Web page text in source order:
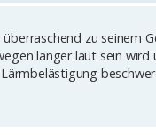
zu seinem
länger laut sein